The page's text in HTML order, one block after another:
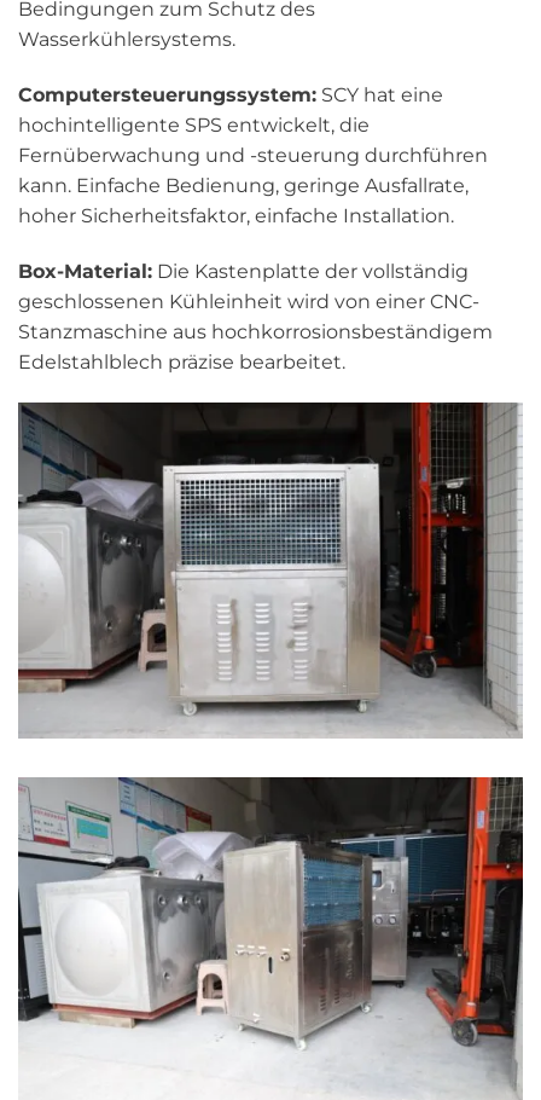
Bedingungen zum Schutz des
Wasserkühlersystems.
Computersteuerungssystem: SCY hat eine
hochintelligente SPS entwickelt, die
Fernüberwachung und -steuerung durchführen
kann. Einfache Bedienung, geringe Ausfallrate,
hoher Sicherheitsfaktor, einfache Installation.
Box-Material: Die Kastenplatte der vollständig
geschlossenen Kühleinheit wird von einer CNC-
Stanzmaschine aus hochkorrosionsbeständigem
Edelstahlblech präzise bearbeitet.